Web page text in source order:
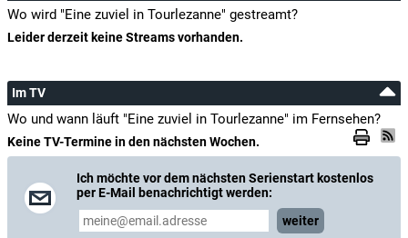
Wo wird "Eine zuviel in Tourlezanne" gestreamt?
Leider derzeit keine Streams vorhanden.
Im TV
Wo und wann läuft "Eine zuviel in Tourlezanne" im Fernsehen?
Keine TV-Termine in den nächsten Wochen.
Ich möchte vor dem nächsten Serienstart kostenlos
per E-Mail benachrichtigt werden:
weiter